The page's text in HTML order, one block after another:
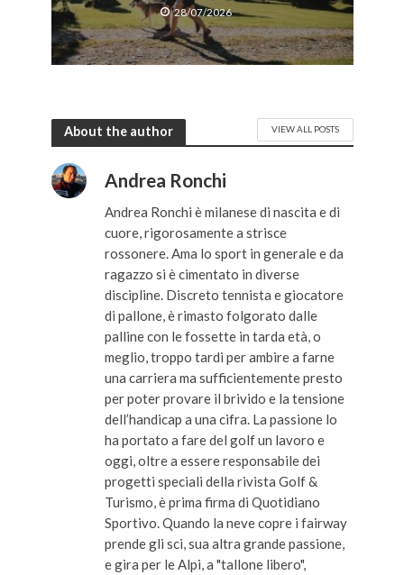
28/07/2026
About the author VIEW ALL POSTS
Andrea Ronchi
Andrea Ronchi è milanese di nascita e di
cuore, rigorosamente a strisce
rossonere. Ama lo sport in generale e da
ragazzo si è cimentato in diverse
discipline. Discreto tennista e giocatore
di pallone, è rimasto folgorato dalle
palline con le fossette in tarda età, o
meglio, troppo tardi per ambire a farne
una carriera ma sufficientemente presto
per poter provare il brivido e la tensione
dell’handicap a una cifra. La passione lo
ha portato a fare del golf un lavoro e
oggi, oltre a essere responsabile dei
progetti speciali della rivista Golf &
Turismo, è prima firma di Quotidiano
Sportivo. Quando la neve copre i fairway
prende gli sci, sua altra grande passione,
e gira per le Alpi, a "tallone libero",